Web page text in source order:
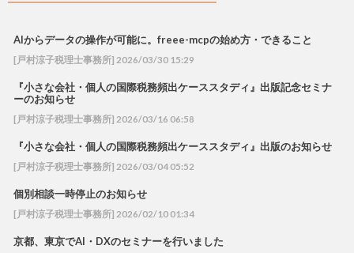
AIからデータの操作が可能に。freee-mcpの始め方・できること
[戸村涼子税理士事務所] 2026/03/30 15:29
『小さな会社・個人の国際税務頻出ケーススタディ』出版記念セミナ
ーのお知らせ
[戸村涼子税理士事務所] 2026/03/16 06:58
『小さな会社・個人の国際税務頻出ケーススタディ』出版のお知らせ
[戸村涼子税理士事務所] 2026/03/04 05:52
個別相談一時停止のお知らせ
[戸村涼子税理士事務所] 2026/02/10 01:34
京都、東京でAI・DXのセミナーを行いました